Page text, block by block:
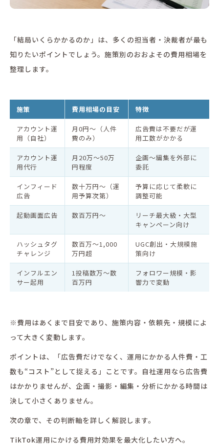
「結局いくらかかるのか」は、多くの担当者・決裁者が最も
知りたいポイントでしょう。施策別のおおよその費用相場を
整理します。
施策 費用相場の目安 特徴
アカウント運
用（自社）
月0円〜（人件
費のみ）
広告費は不要だが運
用工数がかかる
アカウント運
用代行
月20万〜50万
円程度
企画〜編集を外部に
委託
インフィード
広告
数十万円〜（運
用予算次第）
予算に応じて柔軟に
調整可能
起動画面広告 数百万円〜
リーチ最大級・大型
キャンペーン向け
ハッシュタグ
チャレンジ
数百万〜1,000
万円超
UGC創出・大規模施
策向け
インフルエン
サー起用
1投稿数万〜数
百万円
フォロワー規模・影
響力で変動
※費用はあくまで目安であり、施策内容・依頼先・規模によ
って大きく変動します。
ポイントは、「広告費だけでなく、運用にかかる人件費・工
数も“コスト”として捉える」ことです。自社運用なら広告費
はかかりませんが、企画・撮影・編集・分析にかかる時間は
決して小さくありません。
次の章で、その判断軸を詳しく解説します。
TikTok運用にかける費用対効果を最大化したい方へ。